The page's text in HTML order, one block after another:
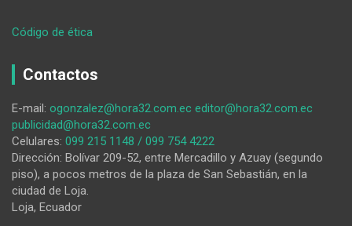
Código de ética
organización
Fiavl
en
su
décima
edición
Contactos
E-mail: ogonzalez@hora32.com.ec editor@hora32.com.ec
publicidad@hora32.com.ec
Celulares: 099 215 1148 / 099 754 4222
Dirección: Bolívar 209-52, entre Mercadillo y Azuay (segundo
piso), a pocos metros de la plaza de San Sebastián, en la
ciudad de Loja.
Loja, Ecuador